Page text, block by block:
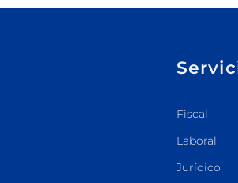
Fiscal
Laboral
Jurídico